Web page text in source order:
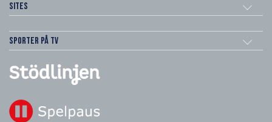
Sites
Sporter på TV